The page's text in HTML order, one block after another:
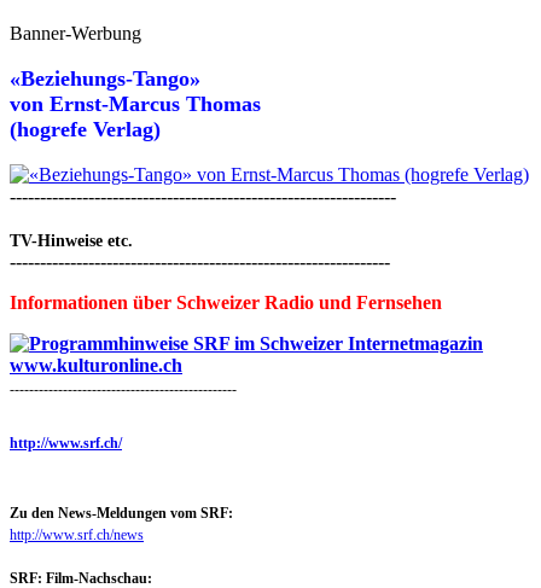
Banner-Werbung
«Beziehungs-Tango»
von Ernst-Marcus Thomas
(hogrefe Verlag)
----------------------------------------------------------------
TV-Hinweise etc.
---------------------------------------------------------------
Informationen über Schweizer Radio und Fernsehen
-----------------------------------------------
http://www.srf.ch/
Zu den News-Meldungen vom SRF:
http://www.srf.ch/news
SRF: Film-Nachschau: